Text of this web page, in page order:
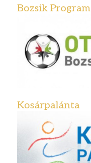
Bozsik Program
Kosárpalánta